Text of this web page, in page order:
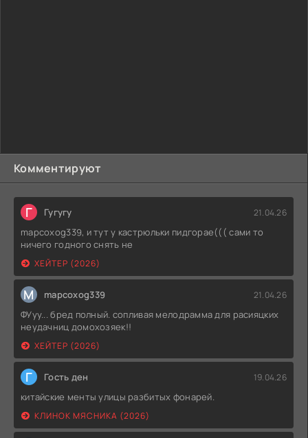
Комментируют
Г Гугугу 21.04.26
mapcoxog339, и тут у кастрюльки пидгорае((( сами то
ничего годного снять не
ХЕЙТЕР (2026)
M mapcoxog339 21.04.26
ФУуу... бред полный. сопливая мелодрамма для расияцких
неудачниц домохозяек!!
ХЕЙТЕР (2026)
Г Гость ден 19.04.26
китайские менты улицы разбитых фонарей.
КЛИНОК МЯСНИКА (2026)